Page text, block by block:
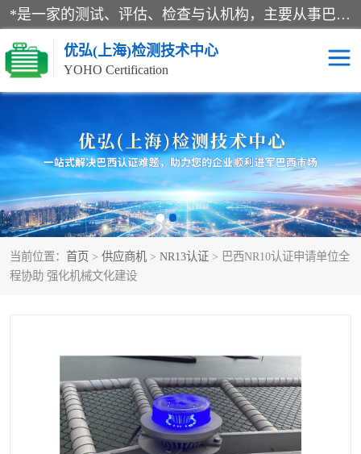
*是一家的测试、评估、检查与认机构，主要从事巴西NR10认证、NR12认证、NR13认证；ANATEL认证、INMTRO认证，欧盟CE认证：MD认证，PED认证，MID认证，ATEX认证，德国蓝色天使认证。
优弘(上海)检测技术中心
YOHO Certification
当前位置： 首页 > 供应商机 > NR13认证 > 巴西NR10认证申请单位全
程协助 强化机械文化建设
RECYCLASS认证 NR10认证
NR12认证 NR13认证
ART认证 巴西NR认证
巴西认证 RETIE认证